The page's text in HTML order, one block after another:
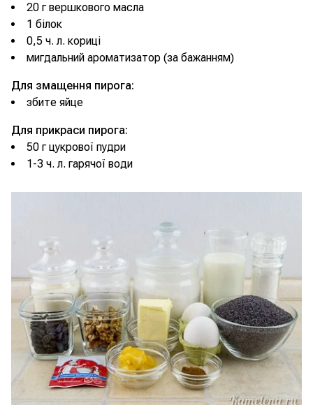
20 г вершкового масла
1 білок
0,5 ч. л. кориці
мигдальний ароматизатор (за бажанням)
Для змащення пирога:
збите яйце
Для прикраси пирога:
50 г цукрової пудри
1-3 ч. л. гарячої води